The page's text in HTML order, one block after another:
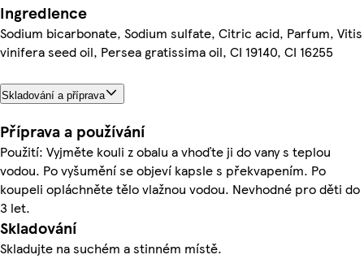
Ingredience
Sodium bicarbonate, Sodium sulfate, Citric acid, Parfum, Vitis
vinifera seed oil, Persea gratissima oil, CI 19140, CI 16255
Skladování a příprava
Příprava a používání
Použití: Vyjměte kouli z obalu a vhoďte ji do vany s teplou
vodou. Po vyšumění se objeví kapsle s překvapením. Po
koupeli opláchněte tělo vlažnou vodou. Nevhodné pro děti do
3 let.
Skladování
Skladujte na suchém a stinném místě.